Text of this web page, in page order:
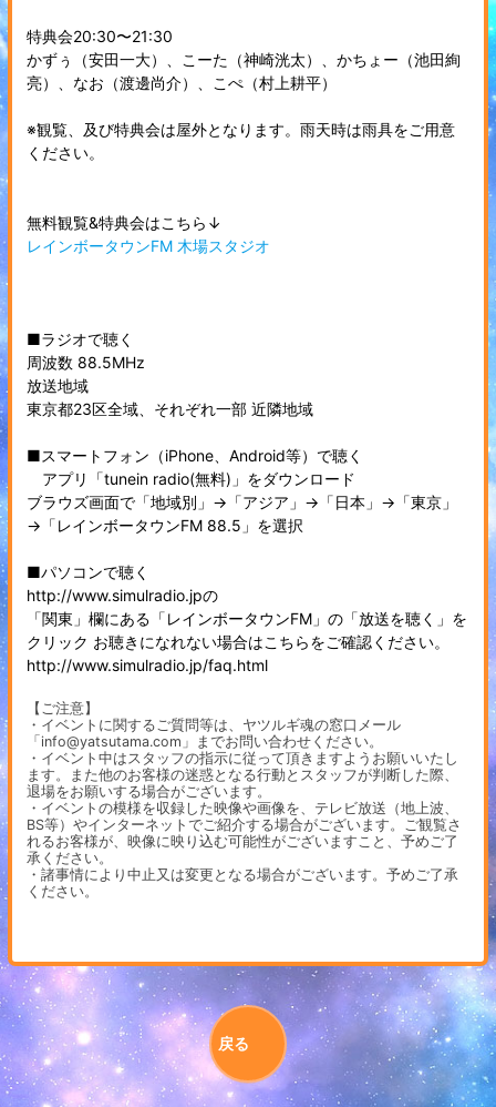
特典会20:30〜21:30
かずぅ（安田一大）、こーた（神崎洸太）、かちょー（池田絢
亮）、なお（渡邊尚介）、こぺ（村上耕平）
※観覧、及び特典会は屋外となります。雨天時は雨具をご用意
ください。
無料観覧&特典会はこちら↓
レインボータウンFM 木場スタジオ
■ラジオで聴く
周波数 88.5MHz
放送地域
東京都23区全域、それぞれ一部 近隣地域
■スマートフォン（iPhone、Android等）で聴く
アプリ「tunein radio(無料)」をダウンロード
ブラウズ画面で「地域別」→「アジア」→「日本」→「東京」
→「レインボータウンFM 88.5」を選択
■パソコンで聴く
http://www.simulradio.jpの
「関東」欄にある「レインボータウンFM」の「放送を聴く」を
クリック お聴きになれない場合はこちらをご確認ください。
http://www.simulradio.jp/faq.html
【ご注意】
・イベントに関するご質問等は、ヤツルギ魂の窓口メール
「info@yatsutama.com」までお問い合わせください。
・イベント中はスタッフの指示に従って頂きますようお願いいたし
ます。また他のお客様の迷惑となる行動とスタッフが判断した際、
退場をお願いする場合がございます。
・イベントの模様を収録した映像や画像を、テレビ放送（地上波、
BS等）やインターネットでご紹介する場合がございます。ご観覧さ
れるお客様が、映像に映り込む可能性がございますこと、予めご了
承ください。
・諸事情により中止又は変更となる場合がございます。予めご了承
ください。
戻る